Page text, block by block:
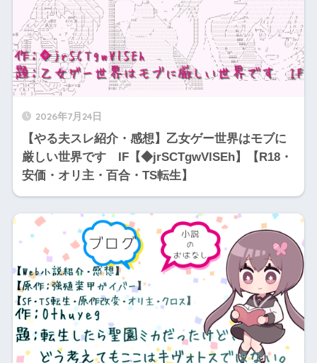
2026年7月24日
【やる夫スレ紹介・感想】乙女ゲー世界はモブに
厳しい世界です IF【◆jrSCTgwVlSEh】【R18・
安価・オリ主・百合・TS転生】